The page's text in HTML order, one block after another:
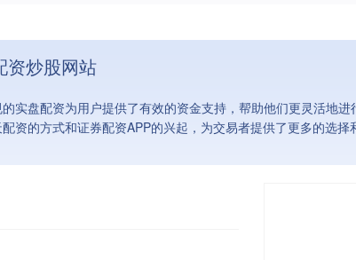
资炒股网站
实盘配资为用户提供了有效的资金支持，帮助他们更灵活地进
的方式和证券配资APP的兴起，为交易者提供了更多的选择